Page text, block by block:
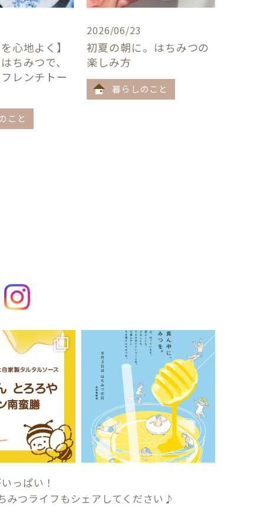
心地よく】
ちみつで、
レンチトー
こと
2026/06/23
初夏の朝に。はちみつの
楽しみ方
暮らしのこと
っぱい！
みつライフもシェアしてください♪